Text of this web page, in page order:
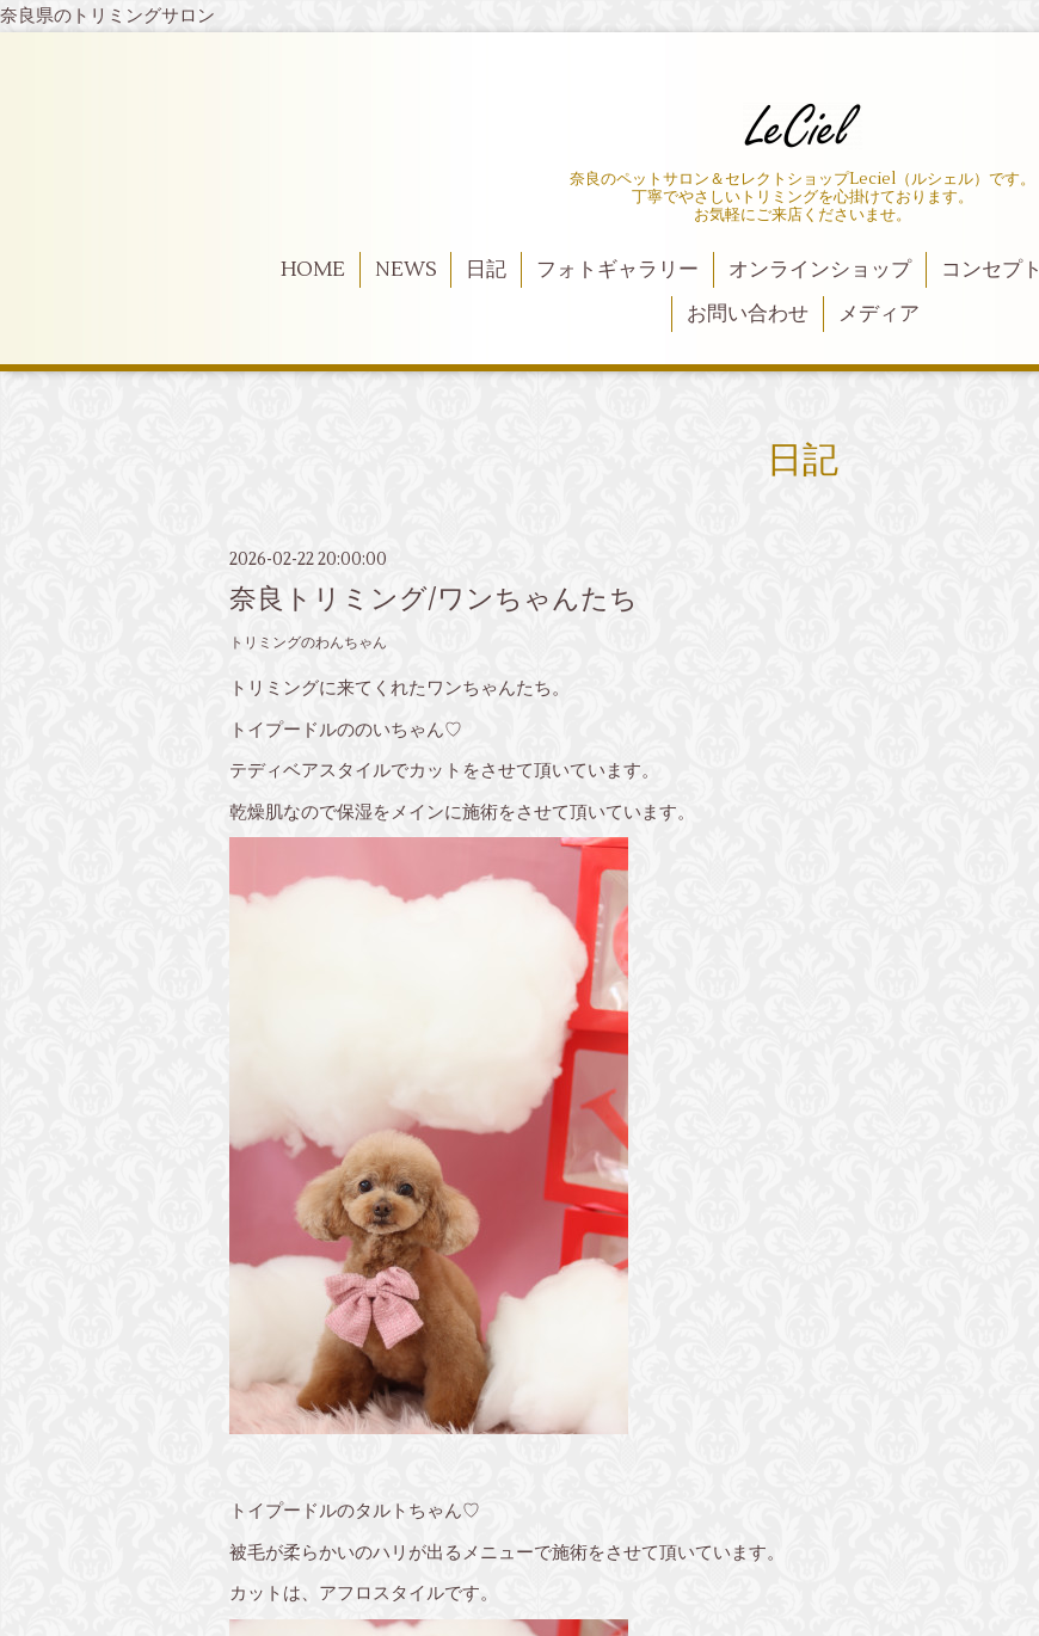
奈良県のトリミングサロン
奈良のペットサロン＆セレクトショップLeciel（ルシェル）です。
丁寧でやさしいトリミングを心掛けております。
お気軽にご来店くださいませ。
HOME NEWS 日記 フォトギャラリー オンラインショップ コンセプト
お問い合わせ
メディア
日記
2026-02-22 20:00:00
奈良トリミング/ワンちゃんたち
トリミングのわんちゃん
トリミングに来てくれたワンちゃんたち。
トイプードルののいちゃん♡
テディベアスタイルでカットをさせて頂いています。
乾燥肌なので保湿をメインに施術をさせて頂いています。
トイプードルのタルトちゃん♡
被毛が柔らかいのハリが出るメニューで施術をさせて頂いています。
カットは、アフロスタイルです。